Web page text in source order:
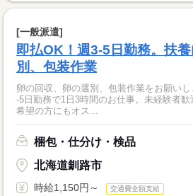
[一般派遣]
即払OK！週3-5日勤務。扶
別、包装作業
卵の回収、卵の選別、包装作業をお願い
-5日勤務で1日3時間のお仕事。未経験者
希望の方にもオス...
梱包・仕分け・検品
北海道釧路市
時給1,150円～ 交通費全額支給